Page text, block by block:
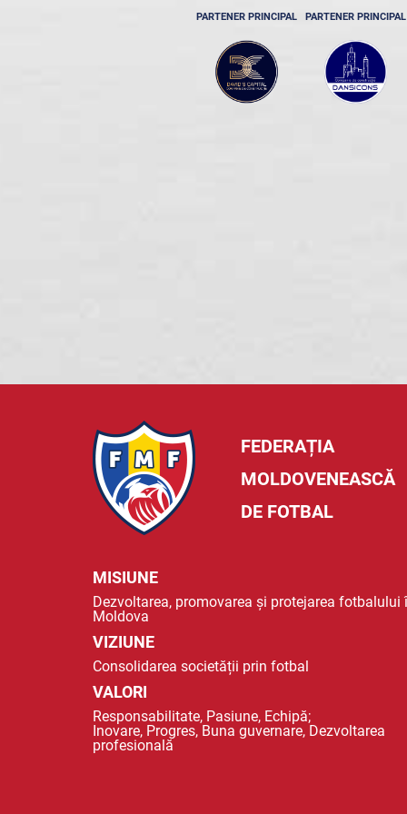
PARTENER PRINCIPAL PARTENER PRINCIPAL
FEDERAȚIA
MOLDOVENEASCĂ
DE FOTBAL
MISIUNE
Dezvoltarea, promovarea și protejarea fotbalului
Moldova
VIZIUNE
Consolidarea societății prin fotbal
VALORI
Responsabilitate, Pasiune, Echipă;
Inovare, Progres, Buna guvernare, Dezvoltarea
profesională